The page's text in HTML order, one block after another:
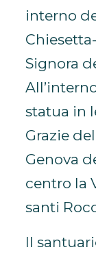
interno
Signora
statua in
Grazie
Genova
centro la
santi
Il